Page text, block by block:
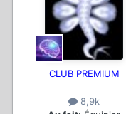
CLUB PREMIUM
8,9k